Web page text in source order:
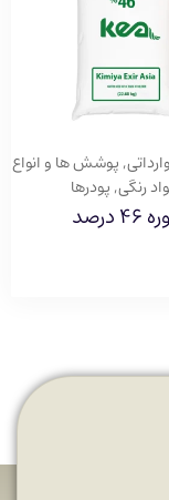
,پوشش ها و انواع
رنگی,پودرها
درصد